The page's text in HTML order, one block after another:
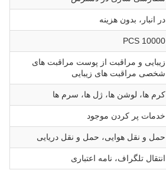
در انبار، بدون هزینه
10000 PCS
زیبایی و مراقبت از پوست مراقبت های
شخصی مراقبت های زیبایی
کرم ها، لوشن ها، ژل ها، سرم ها
خدمات پر کردن موجود
حمل و نقل هوایی، حمل و نقل دریایی
انتقال تلگراف، نامه اعتباری